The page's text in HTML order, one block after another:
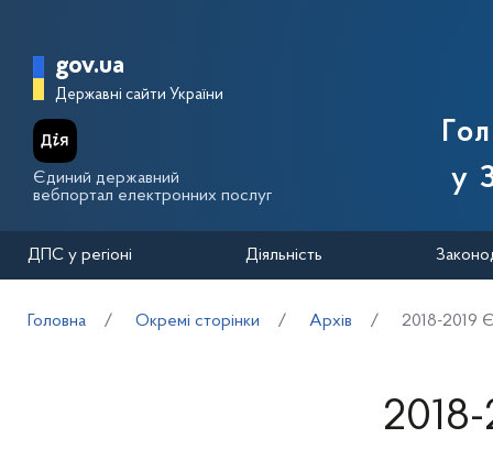
Головна сторінка Державної
gov.ua
Державні сайти України
Єдиний державний
вебпортал електронних послуг
у
ДПС у регіоні Діяльність
Головна Окремі сторінки Архів 2018-2019